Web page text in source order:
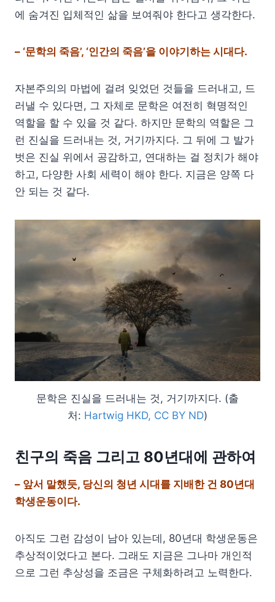
에 숨겨진 입체적인 삶을 보여줘야 한다고 생각한다.
– ‘문학의 죽음’, ‘인간의 죽음’을 이야기하는 시대다.
자본주의의 마법에 걸려 잊었던 것들을 드러내고, 드
러낼 수 있다면, 그 자체로 문학은 여전히 혁명적인
역할을 할 수 있을 것 같다. 하지만 문학의 역할은 그
런 진실을 드러내는 것, 거기까지다. 그 뒤에 그 발가
벗은 진실 위에서 공감하고, 연대하는 걸 정치가 해야
하고, 다양한 사회 세력이 해야 한다. 지금은 양쪽 다
안 되는 것 같다.
문학은 진실을 드러내는 것, 거기까지다. (출
처: Hartwig HKD, CC BY ND)
친구의 죽음 그리고 80년대에 관하여
– 앞서 말했듯, 당신의 청년 시대를 지배한 건 80년대
학생운동이다.
아직도 그런 감성이 남아 있는데, 80년대 학생운동은
추상적이었다고 본다. 그래도 지금은 그나마 개인적
으로 그런 추상성을 조금은 구체화하려고 노력한다.